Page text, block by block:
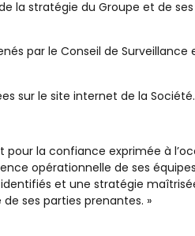
la stratégie du Groupe et de
par le Conseil de Surveillance
sur le site internet de la Société.
la confiance exprimée à
opérationnelle de ses
et une stratégie
ses parties prenantes. »